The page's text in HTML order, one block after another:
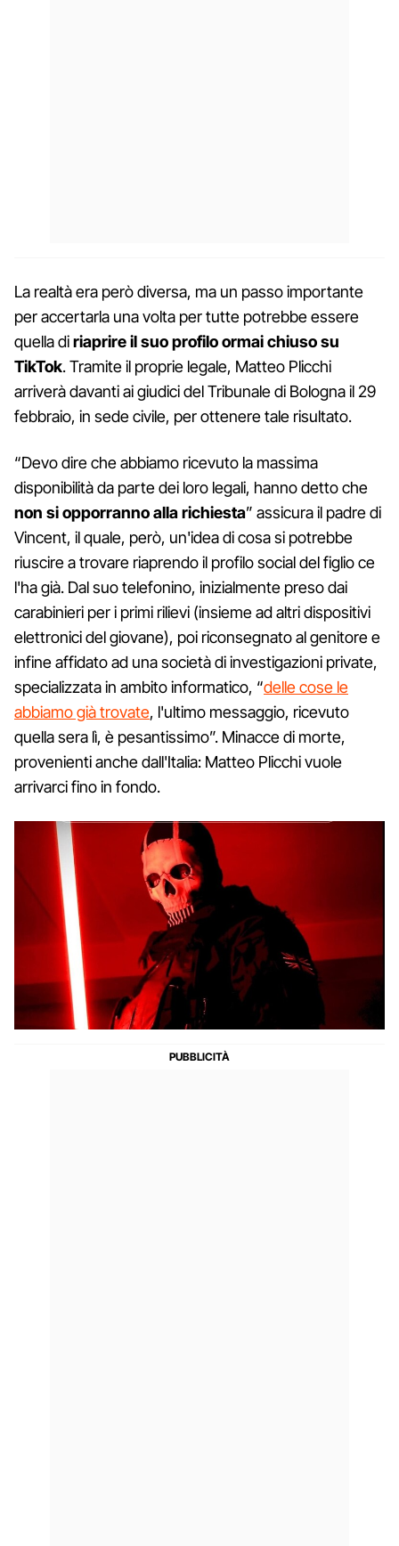
La realtà era però diversa, ma un passo importante
per accertarla una volta per tutte potrebbe essere
quella diriaprire il suo profilo ormai chiuso su
TikTok. Tramite il proprie legale, Matteo Plicchi
arriverà davanti ai giudici del Tribunale di Bologna il 29
febbraio, in sede civile, per ottenere tale risultato.
“Devo dire che abbiamo ricevuto la massima
disponibilità da parte dei loro legali, hanno detto che
non si opporranno alla richiesta” assicura il padre di
Vincent, il quale, però, un'idea di cosa si potrebbe
riuscire a trovare riaprendo il profilo social del figlio ce
l'ha già. Dal suo telefonino, inizialmente preso dai
carabinieri per i primi rilievi (insieme ad altri dispositivi
elettronici del giovane), poi riconsegnato al genitore e
infine affidato ad una società di investigazioni private,
specializzata in ambito informatico, “delle cose le
abbiamo già trovate, l'ultimo messaggio, ricevuto
quella sera lì, è pesantissimo”. Minacce di morte,
provenienti anche dall'Italia: Matteo Plicchi vuole
arrivarci fino in fondo.